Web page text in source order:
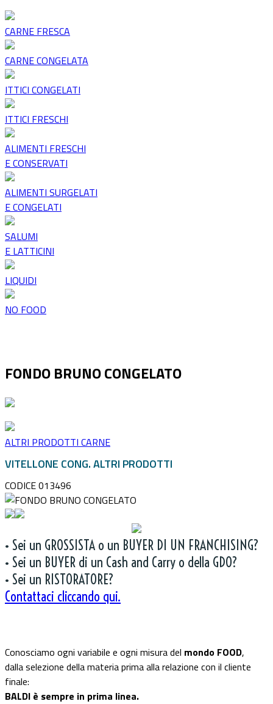
CARNE FRESCA
CARNE CONGELATA
ITTICI CONGELATI
ITTICI FRESCHI
ALIMENTI FRESCHI
E CONSERVATI
ALIMENTI SURGELATI
E CONGELATI
SALUMI
E LATTICINI
LIQUIDI
NO FOOD
FONDO BRUNO CONGELATO
ALTRI PRODOTTI CARNE
VITELLONE CONG. ALTRI PRODOTTI
CODICE 013496
• Sei un GROSSISTA o un BUYER DI UN FRANCHISING?
• Sei un BUYER di un Cash and Carry o della GDO?
• Sei un RISTORATORE?
Contattaci cliccando qui.
Conosciamo ogni variabile e ogni misura del mondo FOOD,
dalla selezione della materia prima alla relazione con il cliente
finale:
BALDI è sempre in prima linea.